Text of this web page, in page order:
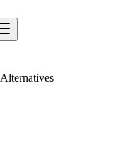
Alternatives